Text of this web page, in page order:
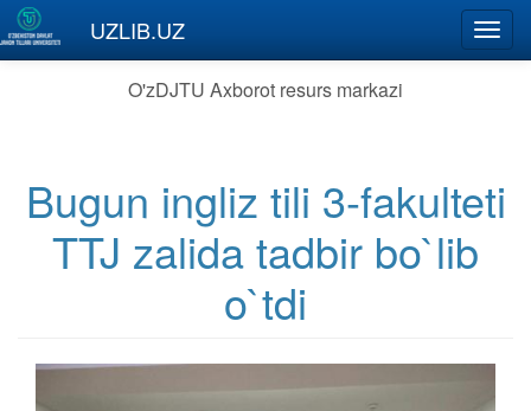
Skip to main content
UZLIB.UZ
O'zDJTU Axborot resurs markazi
Bugun ingliz tili 3-fakulteti
TTJ zalida tadbir bo`lib
o`tdi